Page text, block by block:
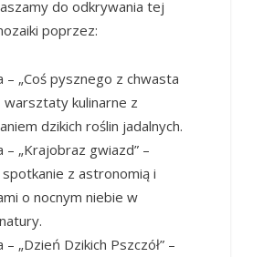
do odkrywania tej
poprzez:
– „Coś pysznego z chwasta
warsztaty kulinarne z
dzikich roślin jadalnych.
– „Krajobraz gwiazd” –
z astronomią i
o nocnym niebie w
„Dzień Dzikich Pszczół” –